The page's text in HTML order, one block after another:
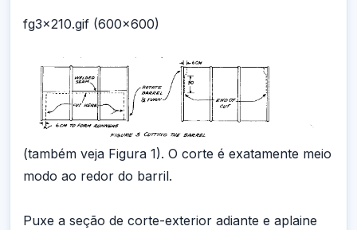
fg3x210.gif (600x600)
(também veja Figura 1). O corte é exatamente meio
modo ao redor do barril.
Puxe a seção de corte-exterior adiante e aplaine